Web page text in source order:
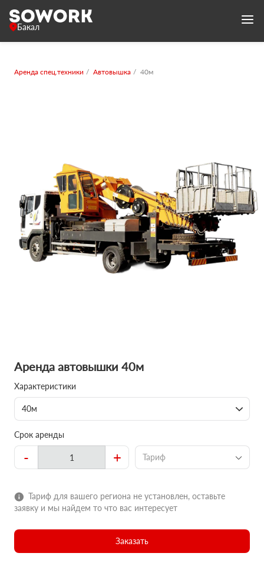
Бакал
Аренда спец.техники Автовышка 40м
Аренда автовышки 40м
Характеристики
40м
Срок аренды
- + Тариф
Тариф для вашего региона не установлен, оставьте
заявку и мы найдем то что вас интересует
Заказать